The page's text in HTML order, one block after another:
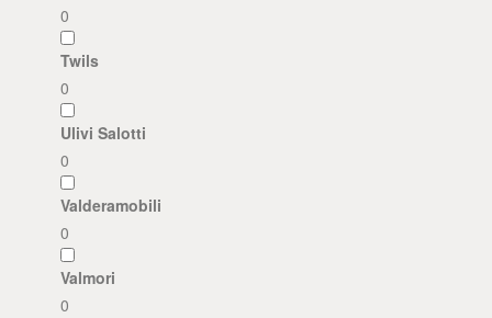
0
Twils
0
Ulivi Salotti
0
Valderamobili
0
Valmori
0